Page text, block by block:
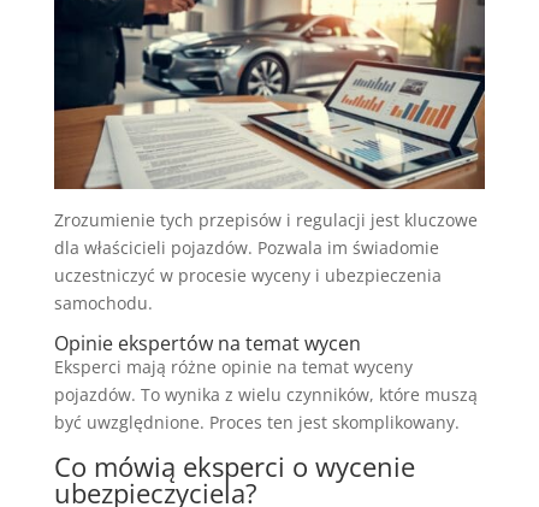
Zrozumienie tych przepisów i regulacji jest kluczowe
dla właścicieli pojazdów. Pozwala im świadomie
uczestniczyć w procesie wyceny i ubezpieczenia
samochodu.
Opinie ekspertów na temat wycen
Eksperci mają różne opinie na temat wyceny
pojazdów. To wynika z wielu czynników, które muszą
być uwzględnione. Proces ten jest skomplikowany.
Co mówią eksperci o wycenie
ubezpieczyciela?